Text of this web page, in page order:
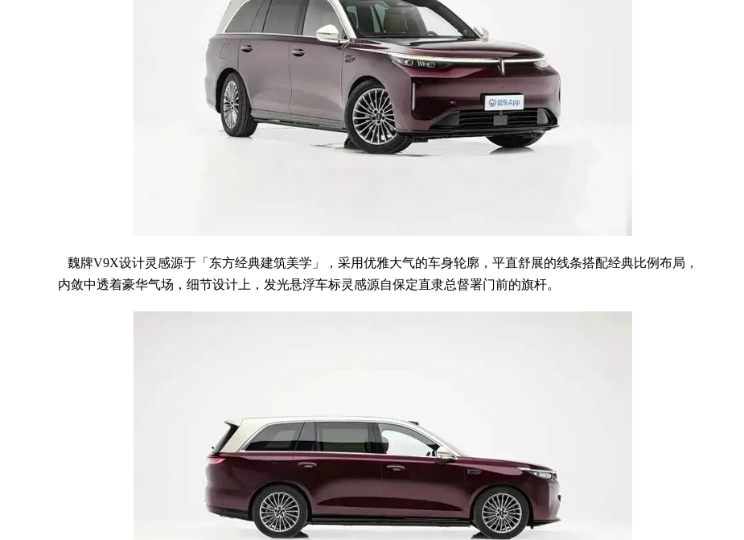
魏牌V9X设计灵感源于「东方经典建筑美学」，采用优雅大气的车身轮廓，平直舒展的线条搭配经典比例布局，
内敛中透着豪华气场，细节设计上，发光悬浮车标灵感源自保定直隶总督署门前的旗杆。